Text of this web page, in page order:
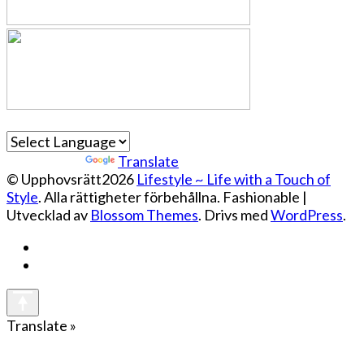
Translate
© Upphovsrätt2026 Lifestyle ~ Life with a Touch of
Style. Alla rättigheter förbehållna. Fashionable |
Utvecklad av Blossom Themes. Drivs medWordPress.
Translate »